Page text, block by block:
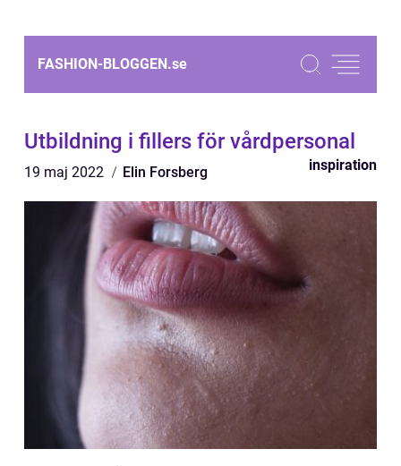
FASHION-BLOGGEN.se
Utbildning i fillers för vårdpersonal
19 maj 2022 Elin Forsberg inspiration